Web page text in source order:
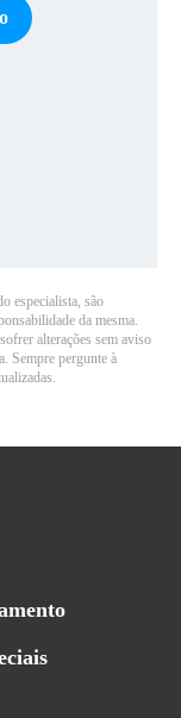
especialista, são
da mesma.
alterações sem aviso
Sempre pergunte à